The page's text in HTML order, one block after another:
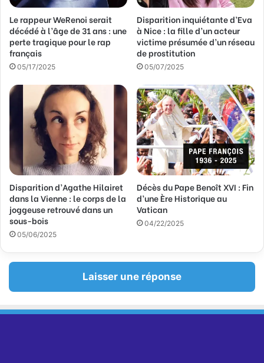
s
e
E
m
a
i
Le rappeur WeRenoi serait
décédé à l’âge de 31 ans : une
perte tragique pour le rap
français
05/17/2025
Disparition inquiétante d’Eva
à Nice : la fille d’un acteur
victime présumée d’un réseau
de prostitution
05/07/2025
Disparition d’Agathe Hilairet
dans la Vienne : le corps de la
joggeuse retrouvé dans un
sous-bois
05/06/2025
Décès du Pape Benoît XVI : Fin
d’une Ère Historique au
Vatican
04/22/2025
Laisser une réponse